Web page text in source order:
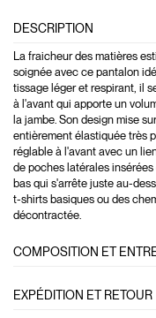
DESCRIPTION
La fraicheur des matières
soignée avec ce pantalon
tissage léger et respirant, il
à l'avant qui apporte un
la jambe. Son design mise
entièrement élastiquée très
réglable à l'avant avec un
de poches latérales
bas qui s'arrête juste au-
t-shirts basiques ou des
décontractée.
COMPOSITION ET
EXPÉDITION ET RETOUR